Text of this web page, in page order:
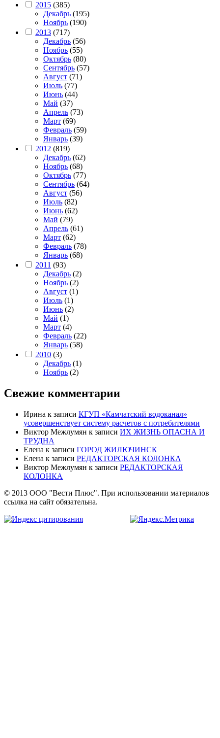
2015 (385)
Декабрь (195)
Ноябрь (190)
2013 (717)
Декабрь (56)
Ноябрь (55)
Октябрь (80)
Сентябрь (57)
Август (71)
Июль (77)
Июнь (44)
Май (37)
Апрель (73)
Март (69)
Февраль (59)
Январь (39)
2012 (819)
Декабрь (62)
Ноябрь (68)
Октябрь (77)
Сентябрь (64)
Август (56)
Июль (82)
Июнь (62)
Май (79)
Апрель (61)
Март (62)
Февраль (78)
Январь (68)
2011 (93)
Декабрь (2)
Ноябрь (2)
Август (1)
Июль (1)
Июнь (2)
Май (1)
Март (4)
Февраль (22)
Январь (58)
2010 (3)
Декабрь (1)
Ноябрь (2)
Свежие комментарии
Ирина к записи КГУП «Камчатский водоканал»
усовершенствует систему расчетов с потребителями
Виктор Межлумян к записи ИХ ЖИЗНЬ ОПАСНА И
ТРУДНА
Елена к записи ГОРОД ЖИЛЮЧИНСК
Елена к записи РЕДАКТОРСКАЯ КОЛОНКА
Виктор Межлумян к записи РЕДАКТОРСКАЯ
КОЛОНКА
© 2013 ООО "Вести Плюс". При использовании материалов
ссылка на сайт обязательна.